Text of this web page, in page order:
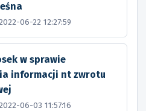
06-22 12:27:59
w sprawie
informacji nt zwrotu
06-03 11:57:16